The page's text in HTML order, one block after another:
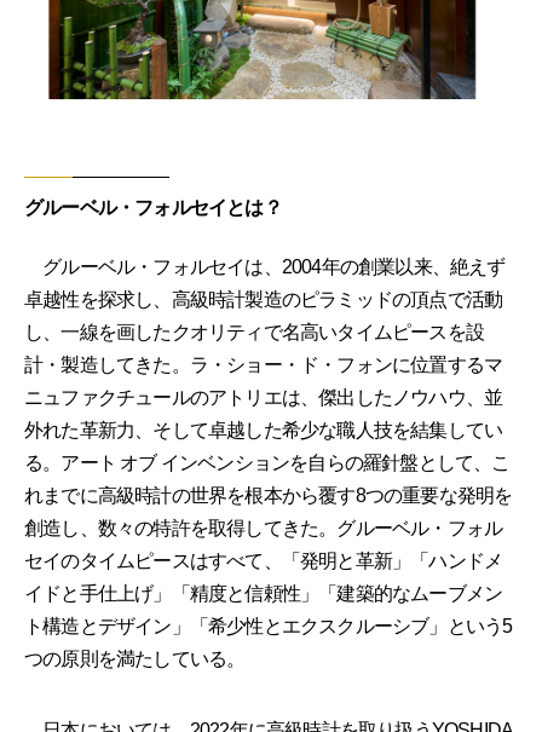
グルーベル・フォルセイとは？
グルーベル・フォルセイは、2004年の創業以来、絶えず
卓越性を探求し、高級時計製造のピラミッドの頂点で活動
し、一線を画したクオリティで名高いタイムピースを設
計・製造してきた。ラ・ショー・ド・フォンに位置するマ
ニュファクチュールのアトリエは、傑出したノウハウ、並
外れた革新力、そして卓越した希少な職人技を結集してい
る。アート オブ インベンションを自らの羅針盤として、こ
れまでに高級時計の世界を根本から覆す8つの重要な発明を
創造し、数々の特許を取得してきた。グルーベル・フォル
セイのタイムピースはすべて、「発明と革新」「ハンドメ
イドと手仕上げ」「精度と信頼性」「建築的なムーブメン
ト構造とデザイン」「希少性とエクスクルーシブ」という5
つの原則を満たしている。